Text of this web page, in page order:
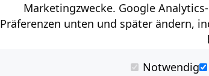
Marketingzwecke. Google
Präferenzen unten und später ändern,
Notwendig